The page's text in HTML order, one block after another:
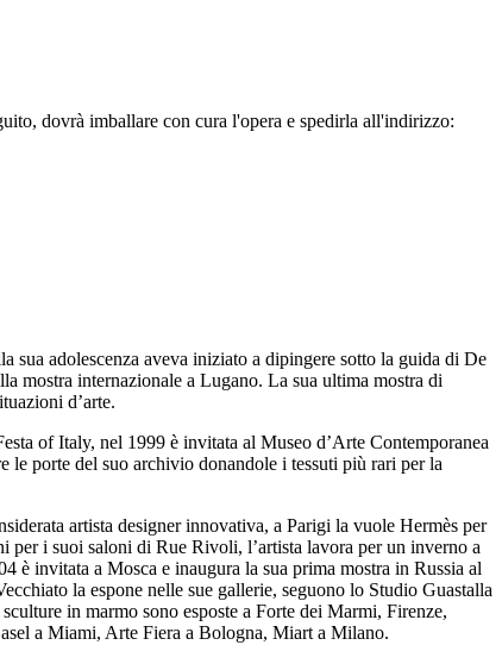
dovrà imballare con cura l'opera e spedirla all'indirizzo:
sua adolescenza aveva iniziato a dipingere sotto la guida di De
mostra internazionale a Lugano. La sua ultima mostra di
d’arte.
of Italy, nel 1999 è invitata al Museo d’Arte Contemporanea
porte del suo archivio donandole i tessuti più rari per la
artista designer innovativa, a Parigi la vuole Hermès per
i suoi saloni di Rue Rivoli, l’artista lavora per un inverno a
è invitata a Mosca e inaugura la sua prima mostra in Russia al
la espone nelle sue gallerie, seguono lo Studio Guastalla
in marmo sono esposte a Forte dei Marmi, Firenze,
a Miami, Arte Fiera a Bologna, Miart a Milano.